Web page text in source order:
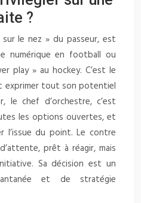
?
le nez » du passeur, est
numérique en football ou
play » au hockey. C’est le
exprimer tout son potentiel
le chef d’orchestre, c’est
les options ouvertes, et
l’issue du point. Le contre
prêt à réagir, mais
Sa décision est un
et de stratégie